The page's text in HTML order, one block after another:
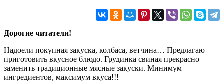
Дорогие читатели!
Надоели покупная закуска, колбаса, ветчина… Предлагаю
приготовить вкусное блюдо. Грудинка свиная прекрасно
заменить традиционные мясные закуски. Минимум
ингредиентов, максимум вкуса!!!